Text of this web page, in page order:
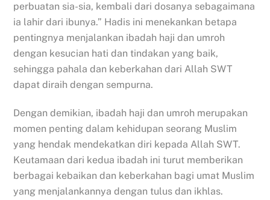
perbuatan sia-sia, kembali dari dosanya sebagaimana
ia lahir dari ibunya.” Hadis ini menekankan betapa
pentingnya menjalankan ibadah haji dan umroh
dengan kesucian hati dan tindakan yang baik,
sehingga pahala dan keberkahan dari Allah SWT
dapat diraih dengan sempurna.
Dengan demikian, ibadah haji dan umroh merupakan
momen penting dalam kehidupan seorang Muslim
yang hendak mendekatkan diri kepada Allah SWT.
Keutamaan dari kedua ibadah ini turut memberikan
berbagai kebaikan dan keberkahan bagi umat Muslim
yang menjalankannya dengan tulus dan ikhlas.